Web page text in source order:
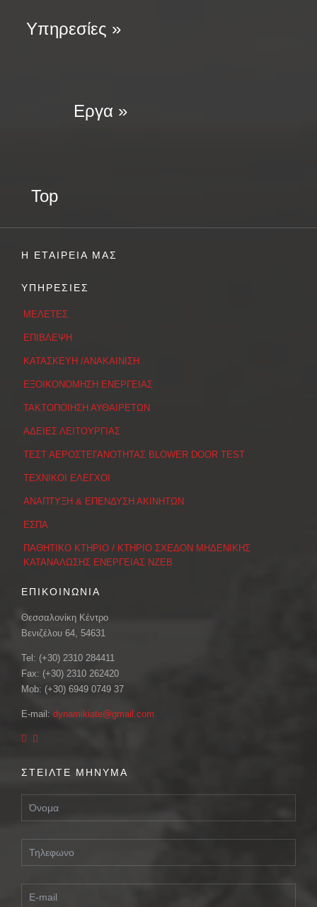
Υπηρεσίες »
Εργα »
Top
Η ΕΤΑΙΡΕΙΑ ΜΑΣ
ΥΠΗΡΕΣΙΕΣ
ΜΕΛΕΤΕΣ
ΕΠΙΒΛΕΨΗ
ΚΑΤΑΣΚΕΥΗ /ΑΝΑΚΑΙΝΙΣΗ
ΕΞΟΙΚΟΝΟΜΗΣΗ ΕΝΕΡΓΕΙΑΣ
ΤΑΚΤΟΠΟΙΗΣΗ ΑΥΘΑΙΡΕΤΩΝ
ΑΔΕΙΕΣ ΛΕΙΤΟΥΡΓΙΑΣ
ΤΕΣΤ ΑΕΡΟΣΤΕΓΑΝΟΤΗΤΑΣ BLOWER DOOR TEST
ΤΕΧΝΙΚΟΙ ΕΛΕΓΧΟΙ
ΑΝΑΠΤΥΞΗ & ΕΠΕΝΔΥΣΗ ΑΚΙΝΗΤΩΝ
ΕΣΠΑ
ΠΑΘΗΤΙΚΟ ΚΤΗΡΙΟ / ΚΤΗΡΙΟ ΣΧΕΔΟΝ ΜΗΔΕΝΙΚΗΣ
ΚΑΤΑΝΑΛΩΣΗΣ ΕΝΕΡΓΕΙΑΣ ΝΖΕΒ
ΕΠΙΚΟΙΝΩΝΙΑ
Θεσσαλονίκη Κέντρο
Βενιζέλου 64, 54631
Tel: (+30) 2310 284411
Fax: (+30) 2310 262420
Mob: (+30) 6949 0749 37
E-mail: dynamikiate@gmail.com
ΣΤΕΙΛΤΕ ΜΗΝΥΜΑ